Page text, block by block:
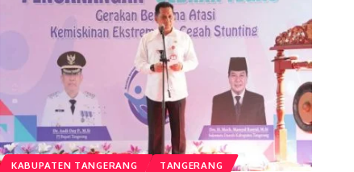
KABUPATEN TANGERANG TANGERANG